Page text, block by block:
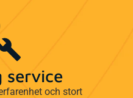
service
och stort